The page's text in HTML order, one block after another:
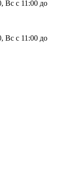
Вс с 11:00 до
Вс с 11:00 до